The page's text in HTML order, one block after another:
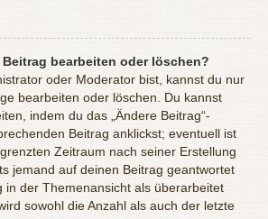
bearbeiten oder löschen?
oder Moderator bist, kannst du nur
bearbeiten oder löschen. Du kannst
indem du das „Ändere Beitrag“-
Beitrag anklickst; eventuell ist
Zeitraum nach seiner Erstellung
jemand auf deinen Beitrag geantwortet
in der Themenansicht als überarbeitet
sowohl die Anzahl als auch der letzte